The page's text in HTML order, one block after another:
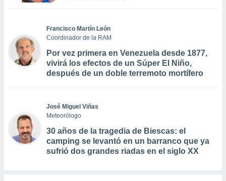
Francisco Martín León
Coordinador de la RAM
Por vez primera en Venezuela desde 1877,
vivirá los efectos de un Súper El Niño,
después de un doble terremoto mortífero
José Miguel Viñas
Meteorólogo
30 años de la tragedia de Biescas: el
camping se levantó en un barranco que ya
sufrió dos grandes riadas en el siglo XX